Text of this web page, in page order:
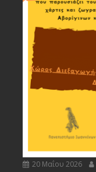
20 Μαΐου 2026